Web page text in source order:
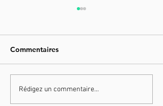
HYPERICE ICT
Commentaires
Rédigez un commentaire...